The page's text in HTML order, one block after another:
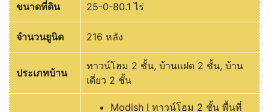
ขนาดที่ดิน 25-0-80.1 ไร่
จำนวนยูนิต 216 หลัง
ประเภทบ้าน
ทาวน์โฮม 2 ชั้น, บ้านแฝด 2 ชั้น, บ้าน
เดี่ยว 2 ชั้น
Modish I ทาวน์โฮม 2 ชั้น พื้นที่